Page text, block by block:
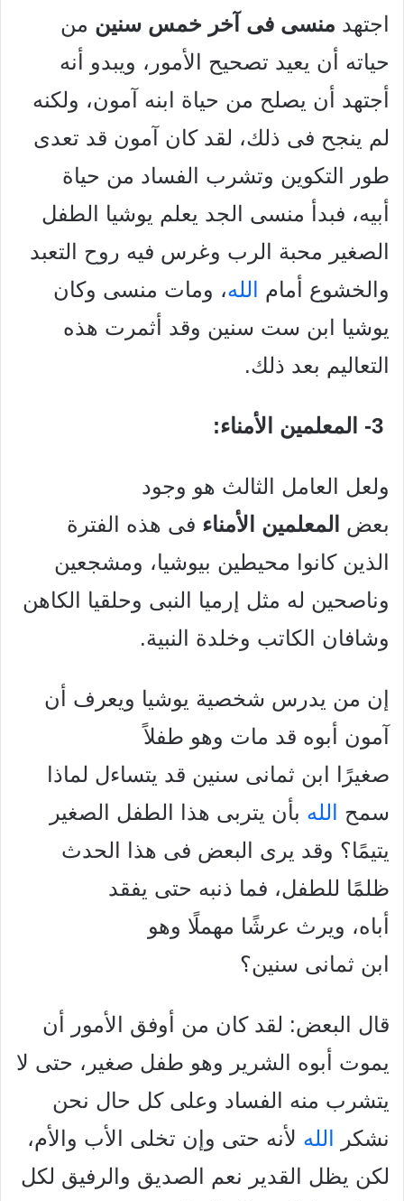
اجتهد منسى فى آخر خمس سنين من
حياته أن يعيد تصحيح الأمور، ويبدو أنه
أجتهد أن يصلح من حياة ابنه آمون، ولكنه
لم ينجح فى ذلك، لقد كان آمون قد تعدى
طور التكوين وتشرب الفساد من حياة
أبيه، فبدأ منسى الجد يعلم يوشيا الطفل
الصغير محبة الرب وغرس فيه روح التعبد
والخشوع أمام
الله، ومات منسى وكان
يوشيا ابن ست سنين وقد أثمرت هذه
التعاليم بعد ذلك.
ولعل العامل الثالث هو وجود
بعض المعلمين الأمناء فى هذه الفترة
الذين كانوا محيطين بيوشيا، ومشجعين
وناصحين له مثل إرميا النبى وحلقيا الكاهن
وشافان الكاتب وخلدة النبية.
إن من يدرس شخصية يوشيا ويعرف أن
آمون أبوه قد مات وهو طفلاً
صغيرًا ابن ثمانى سنين قد يتساءل لماذا
سمح
الله بأن يتربى هذا الطفل الصغير
يتيمًا؟ وقد يرى البعض فى هذا الحدث
ظلمًا للطفل، فما ذنبه حتى يفقد
أباه، ويرث عرشًا مهملًا وهو
ابن ثمانى سنين؟
قال البعض: لقد كان من أوفق الأمور أن
يموت أبوه الشرير وهو طفل صغير، حتى لا
يتشرب منه الفساد وعلى كل حال نحن
نشكر
الله لأنه حتى وإن تخلى الأب والأم،
لكن يظل القدير نعم الصديق والرفيق لكل